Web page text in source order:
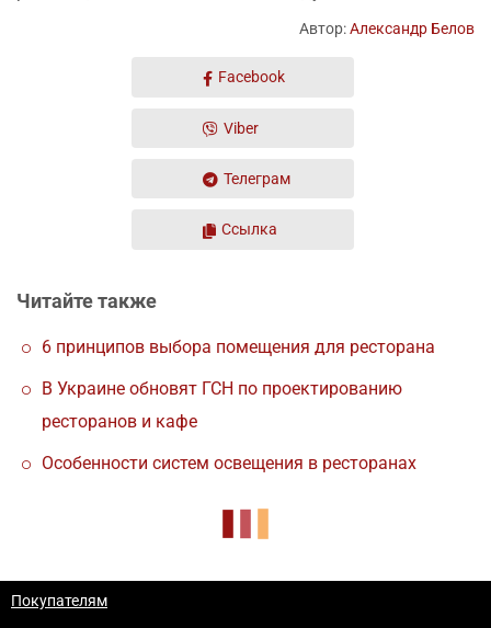
Автор:Александр Белов
Facebook
Viber
Телеграм
Ссылка
Читайте также
6 принципов выбора помещения для ресторана
В Украине обновят ГСН по проектированию
ресторанов и кафе
Особенности систем освещения в ресторанах
Покупателям